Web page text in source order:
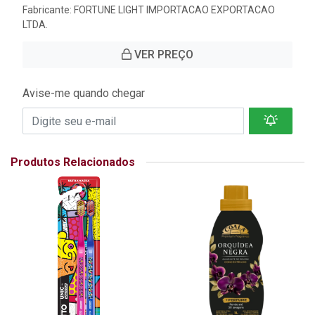
Fabricante: FORTUNE LIGHT IMPORTACAO EXPORTACAO
LTDA.
VER PREÇO
Avise-me quando chegar
Produtos Relacionados